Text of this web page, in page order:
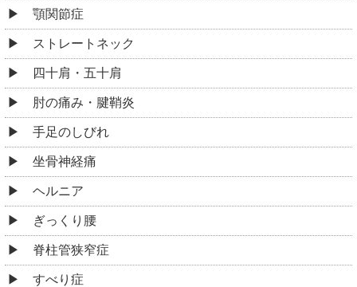
顎関節症
ストレートネック
四十肩・五十肩
肘の痛み・腱鞘炎
手足のしびれ
坐骨神経痛
ヘルニア
ぎっくり腰
脊柱管狭窄症
すべり症